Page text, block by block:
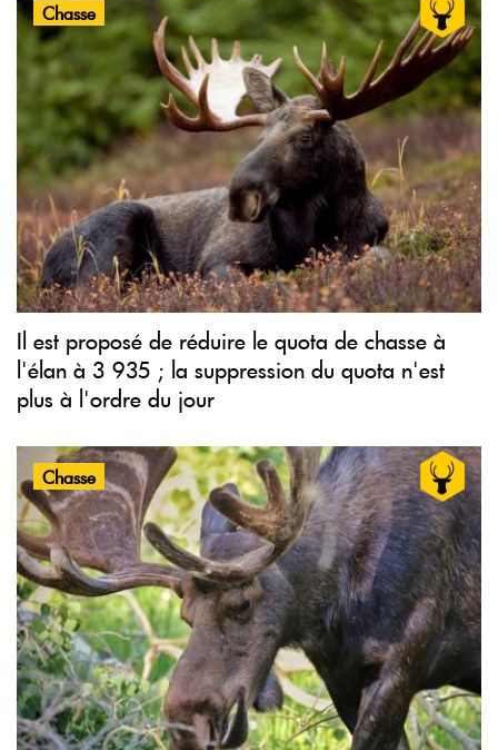
Chasse
Il est proposé de réduire le quota de chasse à
l'élan à 3 935 ; la suppression du quota n'est
plus à l'ordre du jour
Chasse